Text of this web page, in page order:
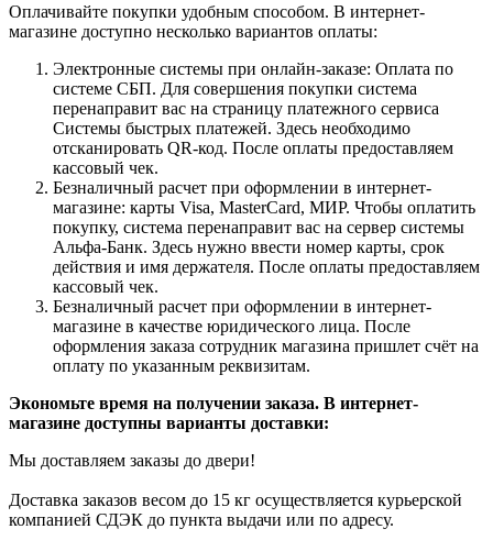
Оплачивайте покупки удобным способом. В интернет-
магазине доступно несколько вариантов оплаты:
Электронные системы при онлайн-заказе: Оплата по
системе СБП. Для совершения покупки система
перенаправит вас на страницу платежного сервиса
Системы быстрых платежей. Здесь необходимо
отсканировать QR-код. После оплаты предоставляем
кассовый чек.
Безналичный расчет при оформлении в интернет-
магазине: карты Visa, MasterCard, МИР. Чтобы оплатить
покупку, система перенаправит вас на сервер системы
Альфа-Банк. Здесь нужно ввести номер карты, срок
действия и имя держателя. После оплаты предоставляем
кассовый чек.
Безналичный расчет при оформлении в интернет-
магазине в качестве юридического лица. После
оформления заказа сотрудник магазина пришлет счёт на
оплату по указанным реквизитам.
Экономьте время на получении заказа. В интернет-
магазине доступны варианты доставки:
Мы доставляем заказы до двери!
Доставка заказов весом до 15 кг осуществляется курьерской
компанией СДЭК до пункта выдачи или по адресу.